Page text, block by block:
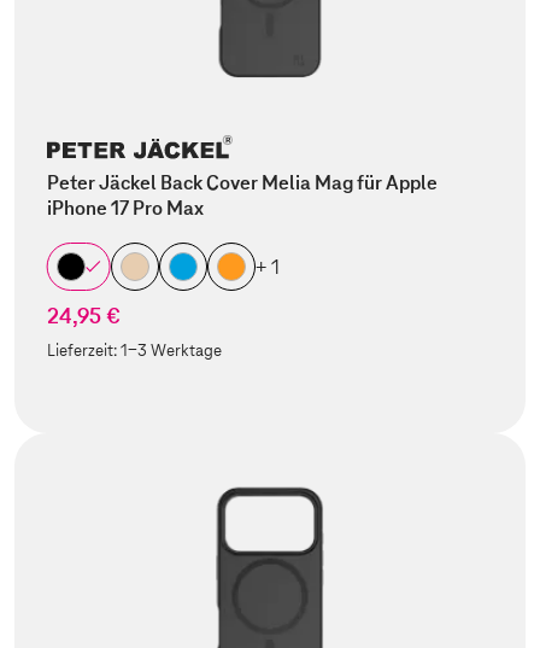
Peter Jäckel Back Cover Melia Mag für Apple
iPhone 17 Pro Max
+ 1
24,95 €
Lieferzeit:1-3 Werktage